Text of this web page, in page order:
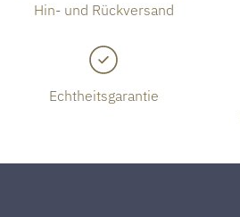
Hin- und Rückversand
Echtheitsgarantie